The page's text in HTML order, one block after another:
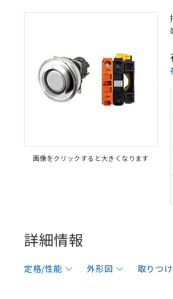
画像をクリックすると大きくなります
詳細情報
定格/性能 外形図 取りつ